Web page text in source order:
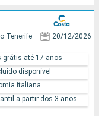
Tenerife 20/12/2026
grátis até 17 anos
disponível
italiana
a partir dos 3 anos